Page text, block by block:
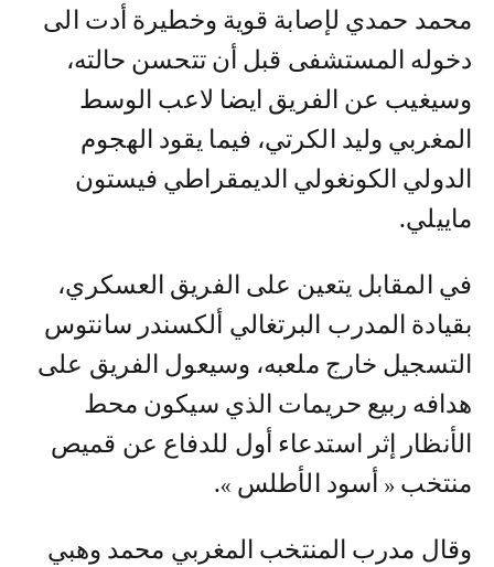
محمد حمدي لإصابة قوية وخطيرة أدت الى
دخوله المستشفى قبل أن تتحسن حالته،
وسيغيب عن الفريق ايضا لاعب الوسط
المغربي وليد الكرتي، فيما يقود الهجوم
الدولي الكونغولي الديمقراطي فيستون
ماييلي.
في المقابل يتعين على الفريق العسكري،
بقيادة المدرب البرتغالي ألكسندر سانتوس
التسجيل خارج ملعبه، وسيعول الفريق على
هدافه ربيع حريمات الذي سيكون محط
الأنظار إثر استدعاء أول للدفاع عن قميص
منتخب « أسود الأطلس ».
وقال مدرب المنتخب المغربي محمد وهبي